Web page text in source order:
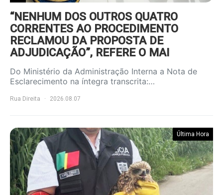
“NENHUM DOS OUTROS QUATRO
CORRENTES AO PROCEDIMENTO
RECLAMOU DA PROPOSTA DE
ADJUDICAÇÃO”, REFERE O MAI
Do Ministério da Administração Interna a Nota de
Esclarecimento na íntegra transcrita:…
Rua Direita 2026.08.07
Última Hora